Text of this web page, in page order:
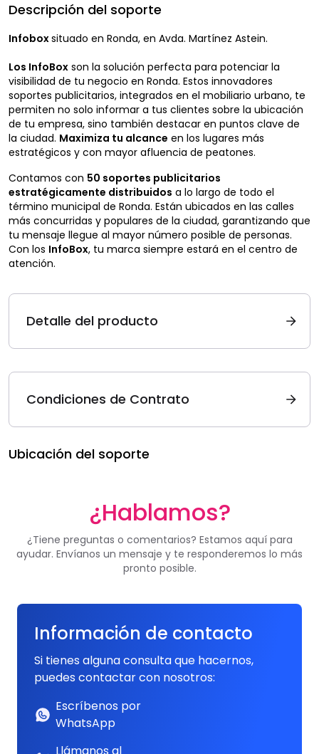
Descripción del soporte
Infoboxsituado en Ronda, en Avda. Martínez Astein.
Los InfoBox son la solución perfecta para potenciar la
visibilidad de tu negocio en Ronda. Estos innovadores
soportes publicitarios, integrados en el mobiliario urbano, te
permiten no solo informar a tus clientes sobre la ubicación
de tu empresa, sino también destacar en puntos clave de
la ciudad. Maximiza tu alcance en los lugares más
estratégicos y con mayor afluencia de peatones.
Contamos con 50 soportes publicitarios
estratégicamente distribuidos a lo largo de todo el
término municipal de Ronda. Están ubicados en las calles
más concurridas y populares de la ciudad, garantizando que
tu mensaje llegue al mayor número posible de personas.
Con los InfoBox, tu marca siempre estará en el centro de
atención.
Detalle del producto
Condiciones de Contrato
Ubicación del soporte
¿Hablamos?
¿Tiene preguntas o comentarios? Estamos aquí para
ayudar. Envíanos un mensaje y te responderemos lo más
pronto posible.
Información de contacto
Si tienes alguna consulta que hacernos,
puedes contactar con nosotros:
Escríbenos por
WhatsApp